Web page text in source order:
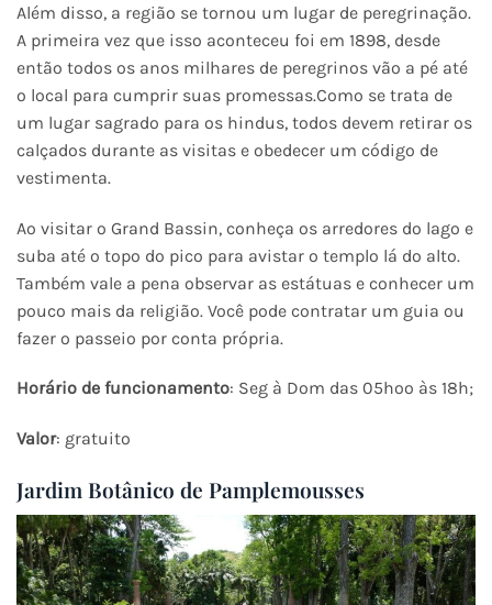
Além disso, a região se tornou um lugar de peregrinação.
A primeira vez que isso aconteceu foi em 1898, desde
então todos os anos milhares de peregrinos vão a pé até
o local para cumprir suas promessas.Como se trata de
um lugar sagrado para os hindus, todos devem retirar os
calçados durante as visitas e obedecer um código de
vestimenta.
Ao visitar o Grand Bassin, conheça os arredores do lago e
suba até o topo do pico para avistar o templo lá do alto.
Também vale a pena observar as estátuas e conhecer um
pouco mais da religião. Você pode contratar um guia ou
fazer o passeio por conta própria.
Horário de funcionamento: Seg à Dom das 05hoo às 18h;
Valor: gratuito
Jardim Botânico de Pamplemousses